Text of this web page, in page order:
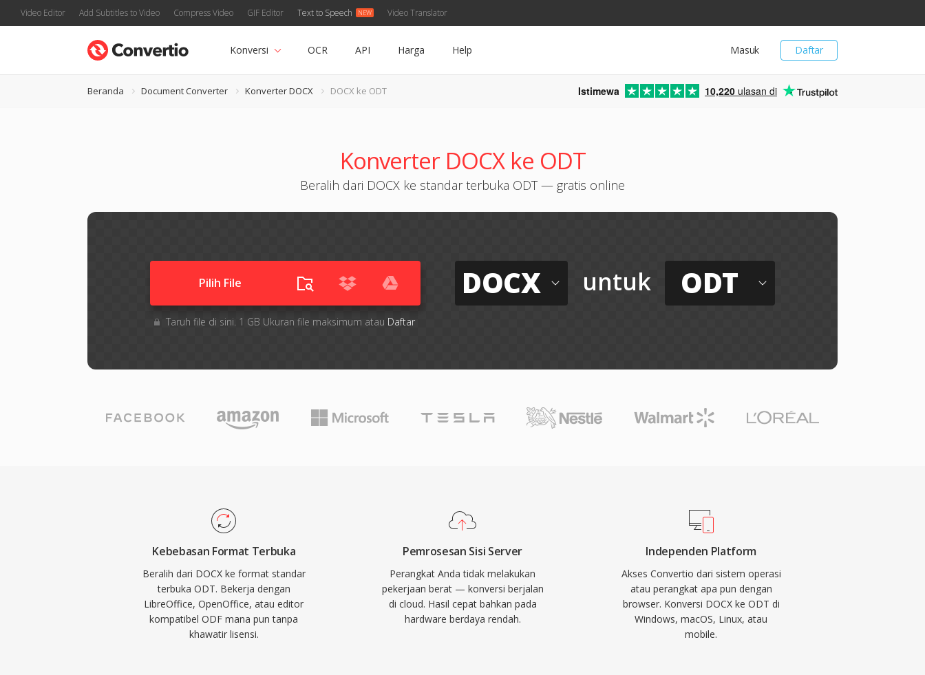
Video Editor Add Subtitles to Video Compress Video GIF Editor Text to Speech Video Translator
Daftar
Masuk
Konversi OCR API Harga Help
Beranda Document Converter Konverter DOCX DOCX ke ODT Istimewa 10,220 ulasan di
Konverter DOCX ke ODT
Beralih dari DOCX ke standar terbuka ODT — gratis online
Pilih File
Taruh file di sini. 1 GB Ukuran file maksimum atau Daftar
DOCX untuk ODT
Kebebasan Format Terbuka
Beralih dari DOCX ke format standar
terbuka ODT. Bekerja dengan
LibreOffice, OpenOffice, atau editor
kompatibel ODF mana pun tanpa
khawatir lisensi.
Pemrosesan Sisi Server
Perangkat Anda tidak melakukan
pekerjaan berat — konversi berjalan
di cloud. Hasil cepat bahkan pada
hardware berdaya rendah.
Independen Platform
Akses Convertio dari sistem operasi
atau perangkat apa pun dengan
browser. Konversi DOCX ke ODT di
Windows, macOS, Linux, atau
mobile.